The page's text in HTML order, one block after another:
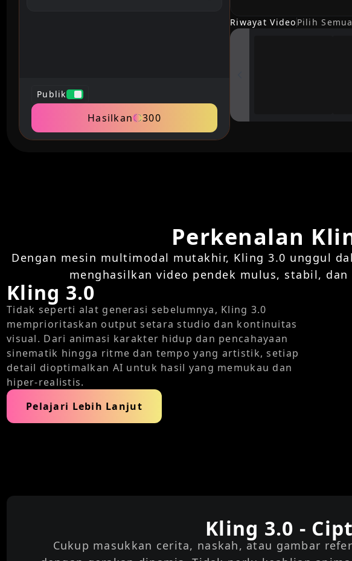
Publik
Hasilkan 300
Riwayat Video Pilih Semua
Perkenalan
Dengan mesin multimodal mutakhir, Kling 3.0 unggul
menghasilkan video pendek mulus, stabil,
Kling 3.0
Tidak seperti alat generasi sebelumnya, Kling 3.0
memprioritaskan output setara studio dan kontinuitas
visual. Dari animasi karakter hidup dan pencahayaan
sinematik hingga ritme dan tempo yang artistik, setiap
detail dioptimalkan AI untuk hasil yang memukau dan
hiper-realistis.
Pelajari Lebih Lanjut
Kling 3.0 -
Cukup masukkan cerita, naskah, atau gambar